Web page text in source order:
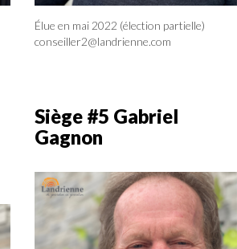
Élue en mai 2022 (élection partielle)
conseiller2@landrienne.com
Siège #5 Gabriel
Gagnon